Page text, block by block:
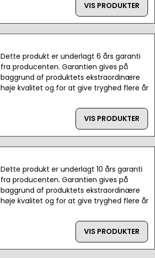
VIS PRODUKTER
Dette produkt er underlagt 6 års garanti
fra producenten. Garantien gives på
baggrund af produktets ekstraordinære
høje kvalitet og for at give tryghed flere år
VIS PRODUKTER
Dette produkt er underlagt 10 års garanti
fra producenten. Garantien gives på
baggrund af produktets ekstraordinære
høje kvalitet og for at give tryghed flere år
VIS PRODUKTER